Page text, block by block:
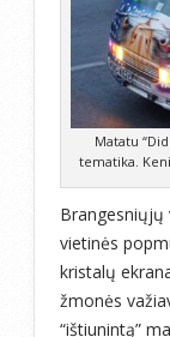
Matatu
tematika.
Brangesniųjų
vietinės
kristalų
žmonės
“ištiunintą”